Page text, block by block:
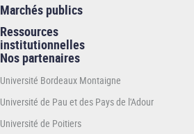
Marchés publics
Ressources
institutionnelles
Nos partenaires
Université Bordeaux Montaigne
Université de Pau et des Pays de l'Adour
Université de Poitiers